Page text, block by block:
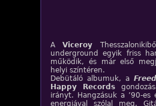
AViceroy
underground egyik friss
működik, és már első
helyi színtéren.
Debütáló albumuk, a
Happy Records
irányt. Hangzásuk a ’90-
energiával szólal meg.